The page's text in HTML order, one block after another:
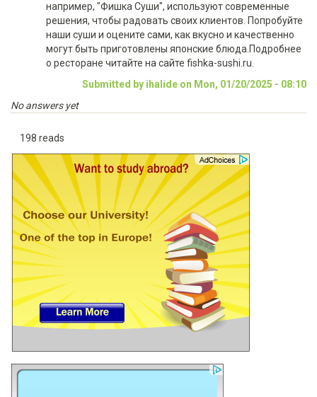
например, "Фишка Суши", используют современные
решения, чтобы радовать своих клиентов. Попробуйте
наши суши и оцените сами, как вкусно и качественно
могут быть приготовлены японские блюда.Подробнее
о ресторане читайте на сайте fishka-sushi.ru.
Submitted by ihalide on Mon, 01/20/2025 - 08:10
No answers yet
198 reads